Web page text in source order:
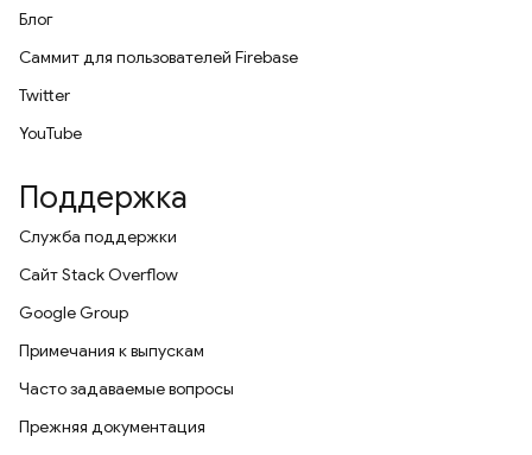
Блог
Саммит для пользователей Firebase
Twitter
YouTube
Поддержка
Служба поддержки
Сайт Stack Overflow
Google Group
Примечания к выпускам
Часто задаваемые вопросы
Прежняя документация